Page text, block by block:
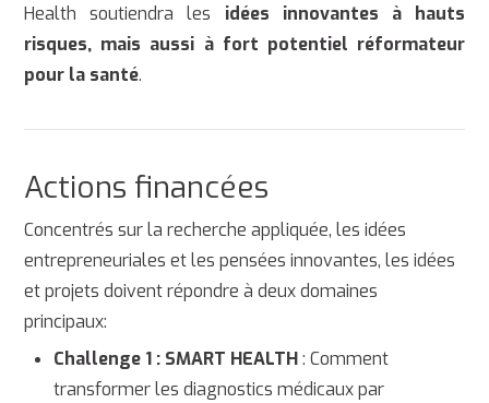
Health soutiendra les idées innovantes à hauts
risques, mais aussi à fort potentiel réformateur
pour la santé.
Actions financées
Concentrés sur la recherche appliquée, les idées
entrepreneuriales et les pensées innovantes, les idées
et projets doivent répondre à deux domaines
principaux:
Challenge 1 : SMART HEALTH: Comment
transformer les diagnostics médicaux par